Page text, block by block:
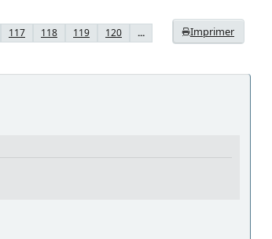
Imprimer
117 118 119 120
...